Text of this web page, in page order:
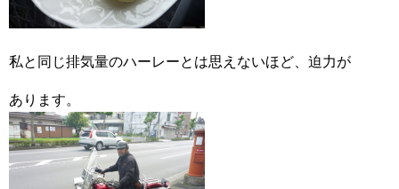
私と同じ排気量のハーレーとは思えないほど、迫力が
あります。